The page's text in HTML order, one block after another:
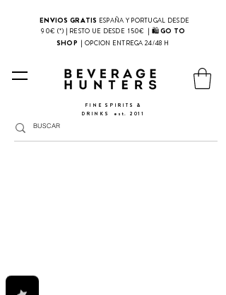
ENVIOS GRATIS ESPAÑA Y PORTUGAL DESDE
90€ (*) | RESTO UE DESDE 150€ | 🛍GO TO
SHOP | OPCION ENTREGA 24/48 H
FINE SPIRITS &
DRINKS
​est. 2011